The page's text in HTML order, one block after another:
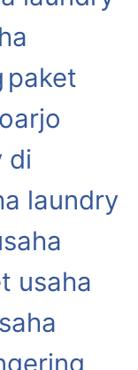
paket
di
laundry
usaha